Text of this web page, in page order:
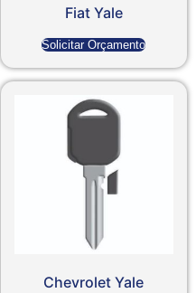
Fiat Yale
Solicitar Orçamento
Chevrolet Yale